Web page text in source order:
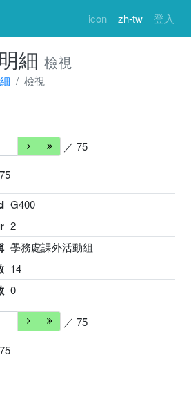
icon zh-tw 登入
細 檢視
檢視
／ 75
G400
2
學務處課外活動組
14
0
／ 75